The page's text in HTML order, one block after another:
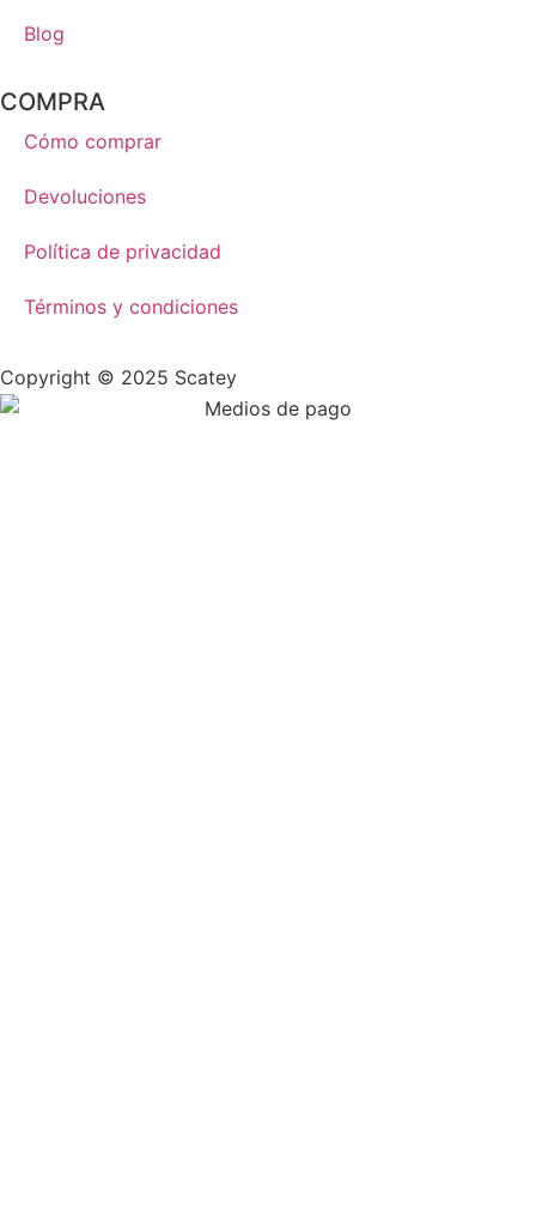
Blog
COMPRA
Cómo comprar
Devoluciones
Política de privacidad
Términos y condiciones
Copyright © 2025 Scatey